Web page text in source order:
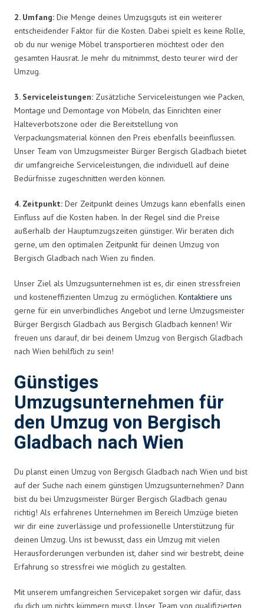
2. Umfang: Die Menge deines Umzugsguts ist ein weiterer
entscheidender Faktor für die Kosten. Dabei spielt es keine Rolle,
ob du nur wenige Möbel transportieren möchtest oder den
gesamten Hausrat. Je mehr du mitnimmst, desto teurer wird der
Umzug.
3. Serviceleistungen: Zusätzliche Serviceleistungen wie Packen,
Montage und Demontage von Möbeln, das Einrichten einer
Halteverbotszone oder die Bereitstellung von
Verpackungsmaterial können den Preis ebenfalls beeinflussen.
Unser Team von Umzugsmeister Bürger Bergisch Gladbach bietet
dir umfangreiche Serviceleistungen, die individuell auf deine
Bedürfnisse zugeschnitten werden können.
4. Zeitpunkt: Der Zeitpunkt deines Umzugs kann ebenfalls einen
Einfluss auf die Kosten haben. In der Regel sind die Preise
außerhalb der Hauptumzugszeiten günstiger. Wir beraten dich
gerne, um den optimalen Zeitpunkt für deinen Umzug von
Bergisch Gladbach nach Wien zu finden.
Unser Ziel als Umzugsunternehmen ist es, dir einen stressfreien
und kosteneffizienten Umzug zu ermöglichen. Kontaktiere uns
gerne für ein unverbindliches Angebot und lerne Umzugsmeister
Bürger Bergisch Gladbach aus Bergisch Gladbach kennen! Wir
freuen uns darauf, dir bei deinem Umzug von Bergisch Gladbach
nach Wien behilflich zu sein!
Günstiges
Umzugsunternehmen für
den Umzug von Bergisch
Gladbach nach Wien
Du planst einen Umzug von Bergisch Gladbach nach Wien und bist
auf der Suche nach einem günstigen Umzugsunternehmen? Dann
bist du bei Umzugsmeister Bürger Bergisch Gladbach genau
richtig! Als erfahrenes Unternehmen im Bereich Umzüge bieten
wir dir eine zuverlässige und professionelle Unterstützung für
deinen Umzug. Uns ist bewusst, dass ein Umzug mit vielen
Herausforderungen verbunden ist, daher sind wir bestrebt, deine
Erfahrung so stressfrei wie möglich zu gestalten.
Mit unserem umfangreichen Servicepaket sorgen wir dafür, dass
du dich um nichts kümmern musst. Unser Team von qualifizierten